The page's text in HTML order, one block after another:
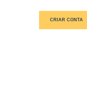
CRIAR CONTA